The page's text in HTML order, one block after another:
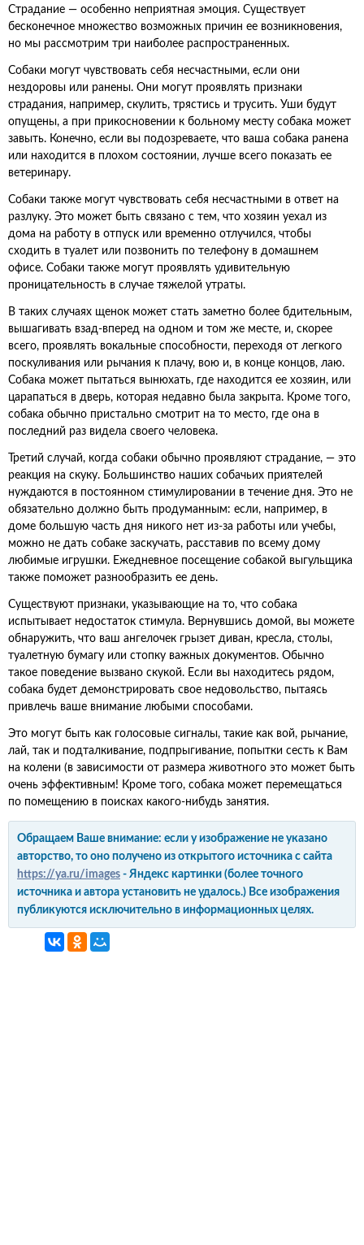
Страдание — особенно неприятная эмоция. Существует
бесконечное множество возможных причин ее возникновения,
но мы рассмотрим три наиболее распространенных.
Собаки могут чувствовать себя несчастными, если они
нездоровы или ранены. Они могут проявлять признаки
страдания, например, скулить, трястись и трусить. Уши будут
опущены, а при прикосновении к больному месту собака может
завыть. Конечно, если вы подозреваете, что ваша собака ранена
или находится в плохом состоянии, лучше всего показать ее
ветеринару.
Собаки также могут чувствовать себя несчастными в ответ на
разлуку. Это может быть связано с тем, что хозяин уехал из
дома на работу в отпуск или временно отлучился, чтобы
сходить в туалет или позвонить по телефону в домашнем
офисе. Собаки также могут проявлять удивительную
проницательность в случае тяжелой утраты.
В таких случаях щенок может стать заметно более бдительным,
вышагивать взад-вперед на одном и том же месте, и, скорее
всего, проявлять вокальные способности, переходя от легкого
поскуливания или рычания к плачу, вою и, в конце концов, лаю.
Собака может пытаться вынюхать, где находится ее хозяин, или
царапаться в дверь, которая недавно была закрыта. Кроме того,
собака обычно пристально смотрит на то место, где она в
последний раз видела своего человека.
Третий случай, когда собаки обычно проявляют страдание, — это
реакция на скуку. Большинство наших собачьих приятелей
нуждаются в постоянном стимулировании в течение дня. Это не
обязательно должно быть продуманным: если, например, в
доме большую часть дня никого нет из-за работы или учебы,
можно не дать собаке заскучать, расставив по всему дому
любимые игрушки. Ежедневное посещение собакой выгульщика
также поможет разнообразить ее день.
Существуют признаки, указывающие на то, что собака
испытывает недостаток стимула. Вернувшись домой, вы можете
обнаружить, что ваш ангелочек грызет диван, кресла, столы,
туалетную бумагу или стопку важных документов. Обычно
такое поведение вызвано скукой. Если вы находитесь рядом,
собака будет демонстрировать свое недовольство, пытаясь
привлечь ваше внимание любыми способами.
Это могут быть как голосовые сигналы, такие как вой, рычание,
лай, так и подталкивание, подпрыгивание, попытки сесть к Вам
на колени (в зависимости от размера животного это может быть
очень эффективным! Кроме того, собака может перемещаться
по помещению в поисках какого-нибудь занятия.
Обращаем Ваше внимание: если у изображение не указано
авторство, то оно получено из открытого источника с сайта
https://ya.ru/images - Яндекс картинки (более точного
источника и автора установить не удалось.) Все изображения
публикуются исключительно в информационных целях.